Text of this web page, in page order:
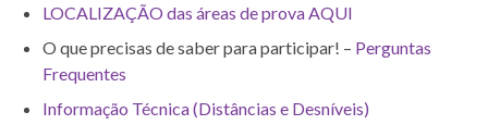
LOCALIZAÇÃO das áreas de prova AQUI
O que precisas de saber para participar! – Perguntas
Frequentes
Informação Técnica (Distâncias e Desníveis)